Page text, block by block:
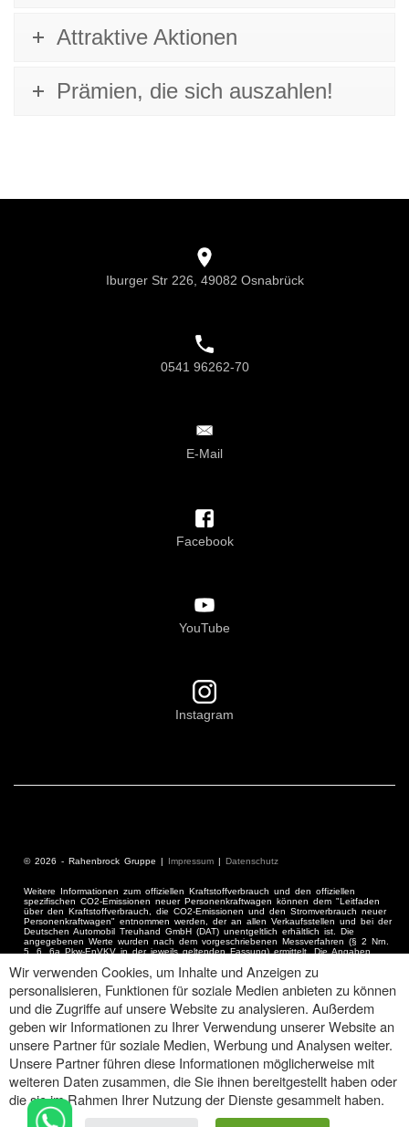
Attraktive Aktionen
Prämien, die sich auszahlen!
Iburger Str 226, 49082 Osnabrück
0541 96262-70
E-Mail
Facebook
YouTube
Instagram
© 2026 - Rahenbrock Gruppe | Impressum | Datenschutz
Weitere Informationen zum offiziellen Kraftstoffverbrauch und den offiziellen
spezifischen CO2-Emissionen neuer Personenkraftwagen können dem "Leitfaden
über den Kraftstoffverbrauch, die CO2-Emissionen und den Stromverbrauch neuer
Personenkraftwagen" entnommen werden, der an allen Verkaufsstellen und bei der
Deutschen Automobil Treuhand GmbH (DAT) unentgeltlich erhältlich ist. Die
angegebenen Werte wurden nach dem vorgeschriebenen Messverfahren (§ 2 Nrn.
5, 6, 6a Pkw-EnVKV in der jeweils geltenden Fassung) ermittelt. Die Angaben
Angebots, sondern dienen allein Vergleichszwecken zwischen den verschiedenen
Hinweis gemäß § 36 Verbraucherstreitbeilegungsgesetz (VSBG) Der Verkäufer wird
nicht an einem Streitbegleitungsverfahren vor einer Verbraucherschlichtungsstelle im
Sinne des VSBG teilnehmen und ist hierzu auch nicht verpflichtet.
Wir verwenden Cookies, um Inhalte und Anzeigen zu
personalisieren, Funktionen für soziale Medien anbieten zu können
und die Zugriffe auf unsere Website zu analysieren. Außerdem
geben wir Informationen zu Ihrer Verwendung unserer Website an
unsere Partner für soziale Medien, Werbung und Analysen weiter.
Unsere Partner führen diese Informationen möglicherweise mit
weiteren Daten zusammen, die Sie ihnen bereitgestellt haben oder
die sie im Rahmen Ihrer Nutzung der Dienste gesammelt haben.